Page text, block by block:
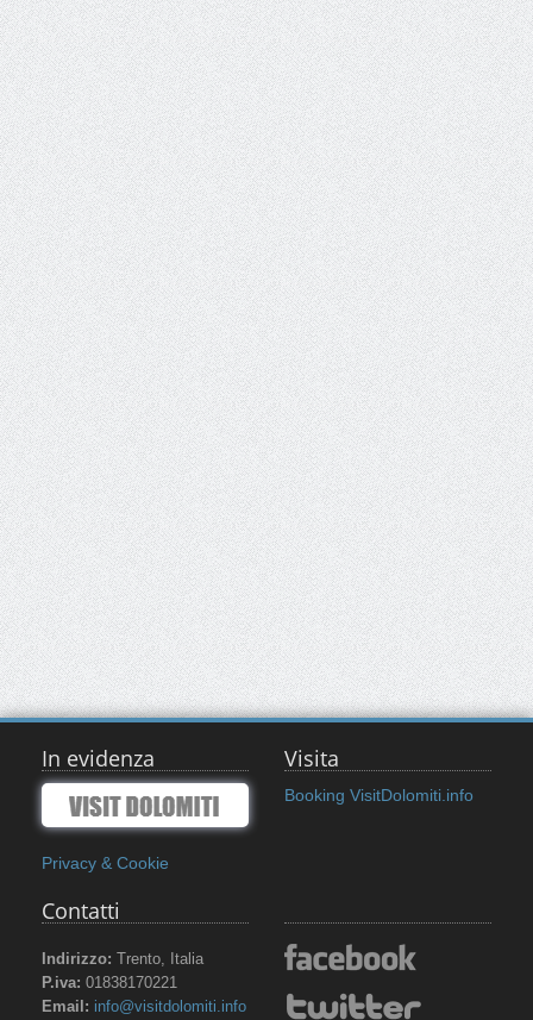
In evidenza
Privacy & Cookie
Visita
Booking VisitDolomiti.info
Contatti
Indirizzo: Trento, Italia
P.iva: 01838170221
Email: info@visitdolomiti.info